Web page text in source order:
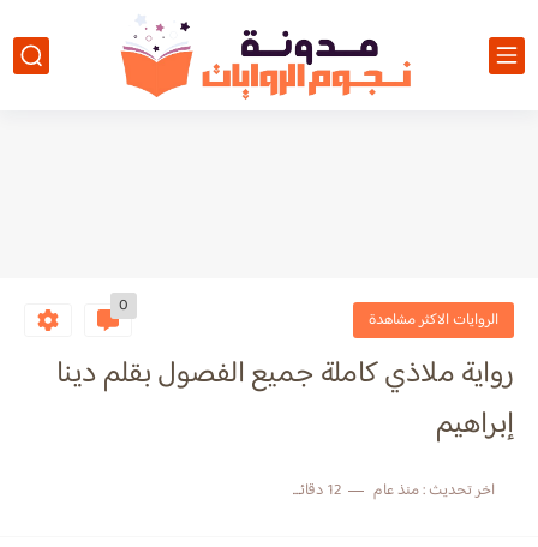
الروايات الاكثر مشاهدة
0
رواية ملاذي كاملة جميع الفصول بقلم دينا
إبراهيم
اخر تحديث :منذ عام 12 دقائق للقراءة